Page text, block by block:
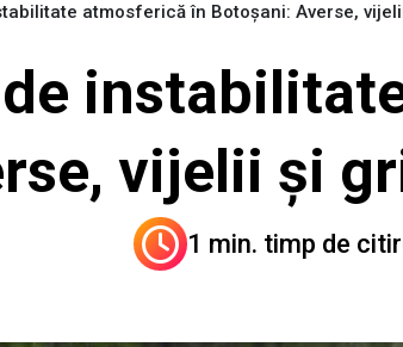
atmosferică în Botoșani: Averse,
de
vijelii și
1 min. timp de